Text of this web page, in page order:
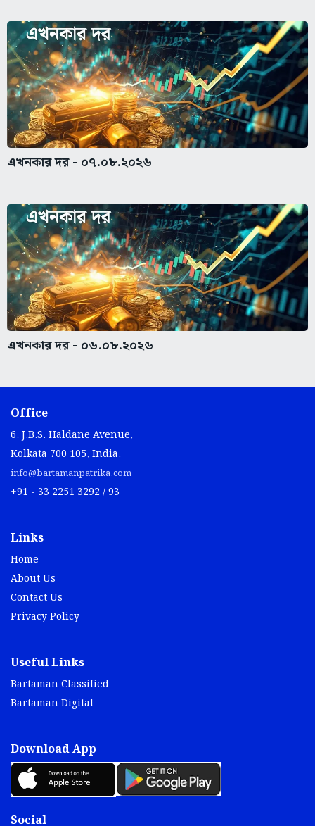
এখনকার দর - ০৭.০৮.২০২৬
এখনকার দর - ০৬.০৮.২০২৬
Office
6, J.B.S. Haldane Avenue,
Kolkata 700 105, India.
info@bartamanpatrika.com
+91 - 33 2251 3292 / 93
Links
Home
About Us
Contact Us
Privacy Policy
Useful Links
Bartaman Classified
Bartaman Digital
Download App
Social